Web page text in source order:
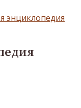
энциклопедия